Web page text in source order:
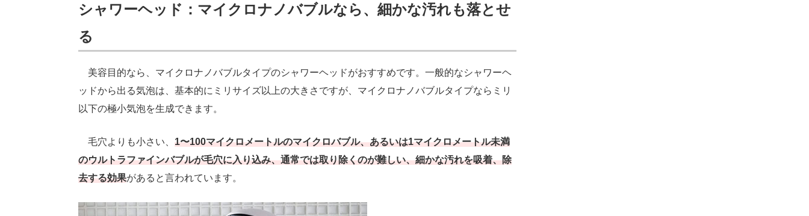
シャワーヘッド：マイクロナノバブルなら、細かな汚れも落とせ
る
美容目的なら、マイクロナノバブルタイプのシャワーヘッドがおすすめです。一般的なシャワーヘ
ッドから出る気泡は、基本的にミリサイズ以上の大きさですが、マイクロナノバブルタイプならミリ
以下の極小気泡を生成できます。
毛穴よりも小さい、 1〜100マイクロメートルのマイクロバブル、あるいは1マイクロメートル未満
のウルトラファインバブルが毛穴に入り込み、通常では取り除くのが難しい、細かな汚れを吸着、除
去する効果があると言われています。